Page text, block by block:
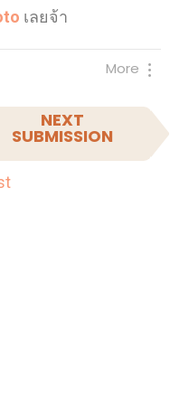
เลยจ้า
More
NEXT
SUBMISSION